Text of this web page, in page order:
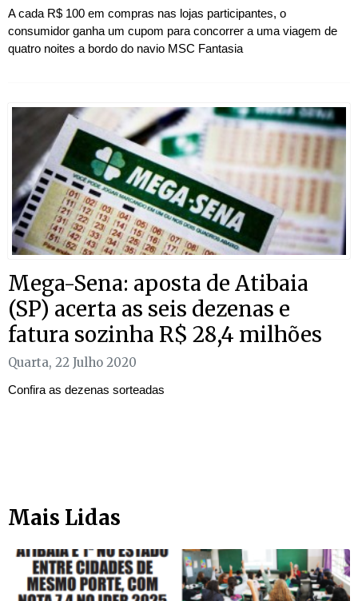
A cada R$ 100 em compras nas lojas participantes, o
consumidor ganha um cupom para concorrer a uma viagem de
quatro noites a bordo do navio MSC Fantasia
Mega-Sena: aposta de Atibaia
(SP) acerta as seis dezenas e
fatura sozinha R$ 28,4 milhões
Quarta, 22 Julho 2020
Confira as dezenas sorteadas
Mais Lidas